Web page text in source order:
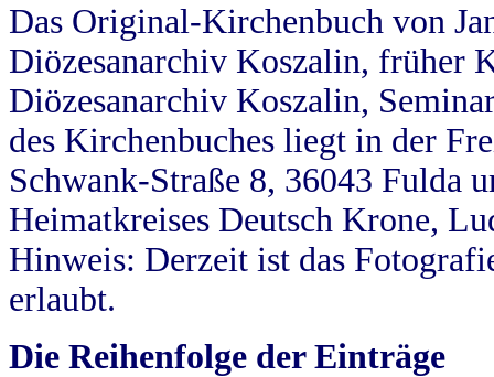
Das Original-Kirchenbuch von
Diözesanarchiv Koszalin, früher
Diözesanarchiv Koszalin,
des Kirchenbuches liegt in der
Schwank-Straße 8, 36043 Fulda
Heimatkreises Deutsch Krone,
Hinweis: Derzeit ist das
erlaubt.
Die Reihenfolge der Einträge